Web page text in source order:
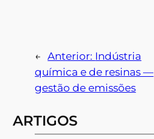
← Anterior: Indústria
química e de resinas —
gestão de emissões
ARTIGOS